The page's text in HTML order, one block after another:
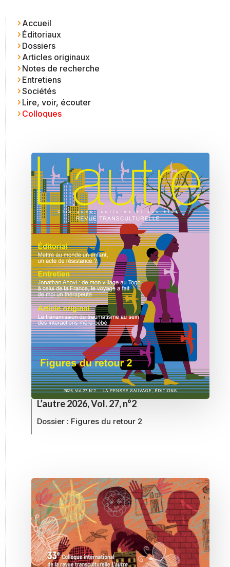
Accueil
Éditoriaux
Dossiers
Articles originaux
Notes de recherche
Entretiens
Sociétés
Lire, voir, écouter
Colloques
L’autre 2026, Vol. 27, n°2
Dossier : Figures du retour 2